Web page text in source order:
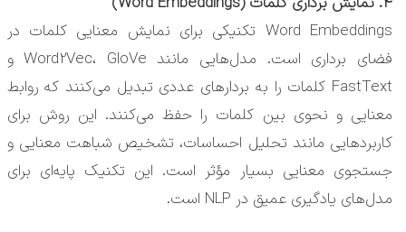
Word Embeddings تکنیکی برای نمایش معنایی کلمات در
فضای برداری است. مدل‌هایی مانند Word2Vec، GloVe و
FastText کلمات را به بردارهای عددی تبدیل می‌کنند که روابط
معنایی و نحوی بین کلمات را حفظ می‌کنند. این روش برای
کاربردهایی مانند تحلیل احساسات، تشخیص شباهت معنایی و
جستجوی معنایی بسیار مؤثر است. این تکنیک پایه‌ای برای
مدل‌های یادگیری عمیق در NLP است.